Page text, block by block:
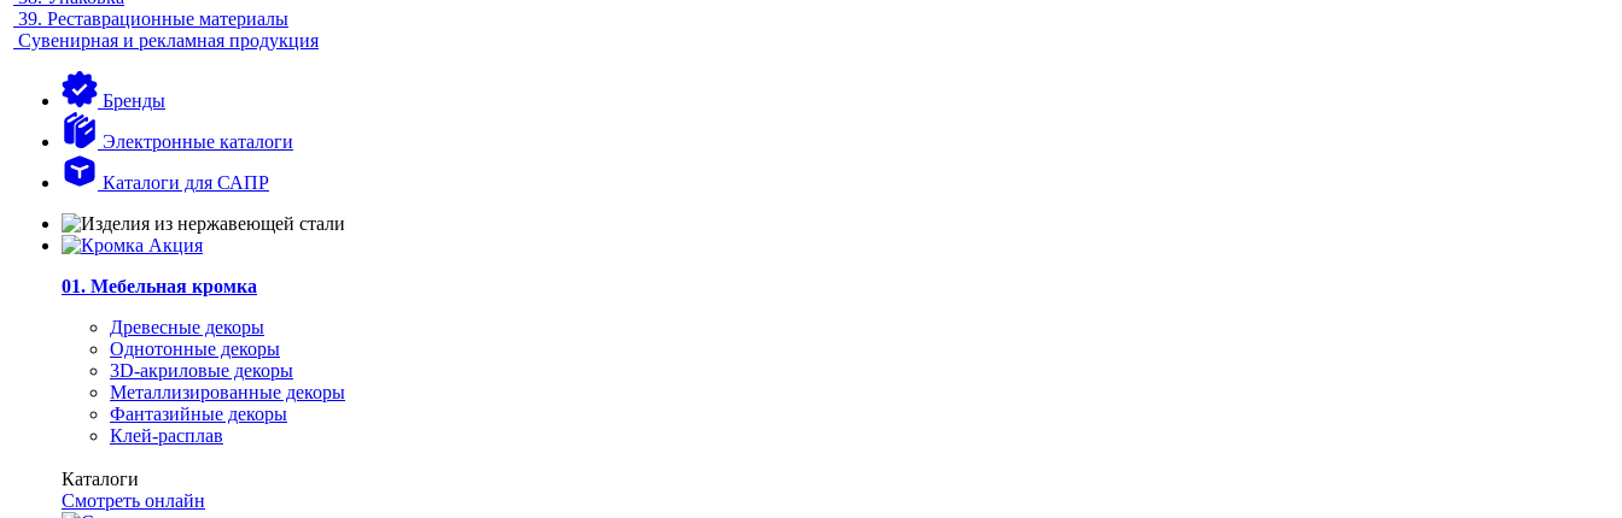
39. Реставрационные материалы
Сувенирная и рекламная продукция
Бренды
Электронные каталоги
Каталоги для САПР
01. Мебельная кромка
Древесные декоры
Однотонные декоры
3D-акриловые декоры
Металлизированные декоры
Фантазийные декоры
Клей-расплав
Каталоги
Смотреть онлайн